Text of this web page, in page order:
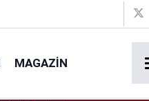
MAGAZIN
için harekete